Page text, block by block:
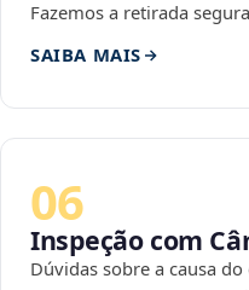
Fazemos a retirada
SAIBA MAIS
06
Inspeção com
Dúvidas sobre a causa